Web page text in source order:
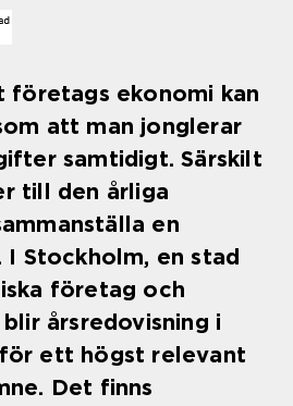
ekonomi kan
att man jonglerar
samtidigt. Särskilt
till den årliga
en
I Stockholm, en stad
företag och
årsredovisning i
ett högst relevant
Det finns